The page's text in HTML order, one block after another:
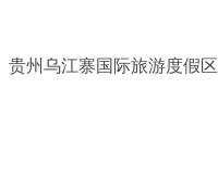
贵州乌江寨国际旅游度假区